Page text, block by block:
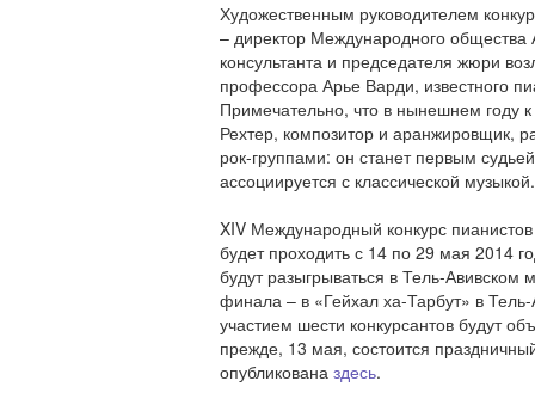
Художественным руководителем
– директор Международного
консультанта и председателя жюри
профессора Арье Варди, известного
Примечательно, что в нынешнем году
Рехтер, композитор и аранжировщик,
рок-группами: он станет первым
ассоциируется с классической музыкой.
XIV Международный конкурс
будет проходить с 14 по 29 мая 2014
будут разыгрываться в Тель-Авивском
финала – в «Гейхал ха-Тарбут» в
участием шести конкурсантов будут
прежде, 13 мая, состоится
опубликована здесь.